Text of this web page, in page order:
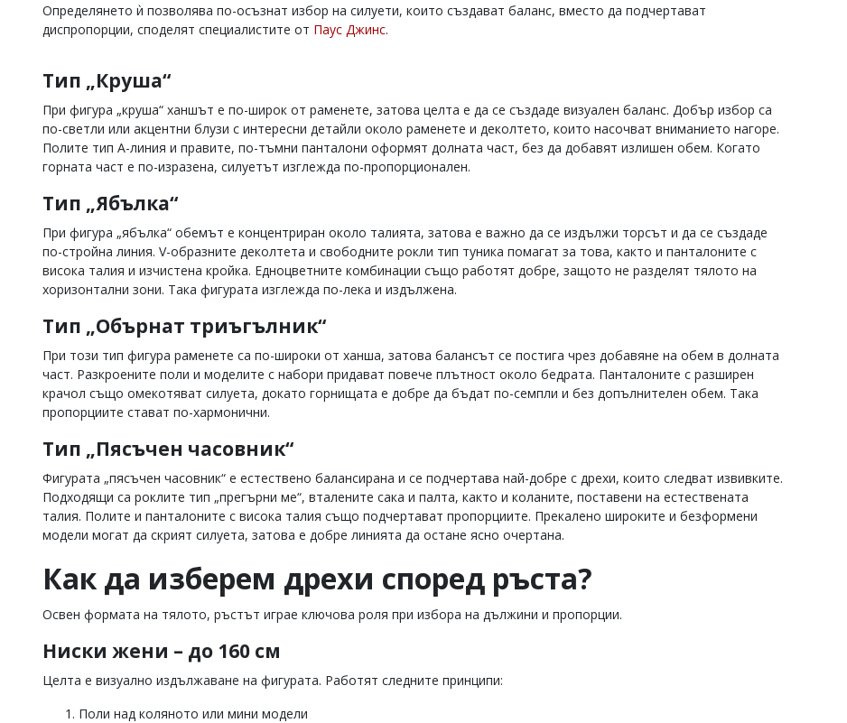
Коментарите
статиите
въвеждат
читателите
редакцията
откриете
обиден
коментар,
сигнализирайте
Определянето ѝ позволява по-осъзнат избор на силуети, които създават баланс, вместо да подчертават
диспропорции, споделят специалистите от Паус Джинс.
Тип „Круша“
При фигура „круша“ ханшът е по-широк от раменете, затова целта е да се създаде визуален баланс. Добър избор са
по-светли или акцентни блузи с интересни детайли около раменете и деколтето, които насочват вниманието нагоре.
Полите тип А-линия и правите, по-тъмни панталони оформят долната част, без да добавят излишен обем. Когато
горната част е по-изразена, силуетът изглежда по-пропорционален.
Тип „Ябълка“
При фигура „ябълка“ обемът е концентриран около талията, затова е важно да се издължи торсът и да се създаде
по-стройна линия. V-образните деколтета и свободните рокли тип туника помагат за това, както и панталоните с
висока талия и изчистена кройка. Едноцветните комбинации също работят добре, защото не разделят тялото на
хоризонтални зони. Така фигурата изглежда по-лека и издължена.
Тип „Обърнат триъгълник“
При този тип фигура раменете са по-широки от ханша, затова балансът се постига чрез добавяне на обем в долната
част. Разкроените поли и моделите с набори придават повече плътност около бедрата. Панталоните с разширен
крачол също омекотяват силуета, докато горнищата е добре да бъдат по-семпли и без допълнителен обем. Така
пропорциите стават по-хармонични.
Тип „Пясъчен часовник“
Фигурата „пясъчен часовник“ е естествено балансирана и се подчертава най-добре с дрехи, които следват извивките.
Подходящи са роклите тип „прегърни ме“, вталените сака и палта, както и коланите, поставени на естествената
талия. Полите и панталоните с висока талия също подчертават пропорциите. Прекалено широките и безформени
модели могат да скрият силуета, затова е добре линията да остане ясно очертана.
Как да изберем дрехи според ръста?
Освен формата на тялото, ръстът играе ключова роля при избора на дължини и пропорции.
Ниски жени – до 160 см
Целта е визуално издължаване на фигурата. Работят следните принципи:
Поли над коляното или мини модели